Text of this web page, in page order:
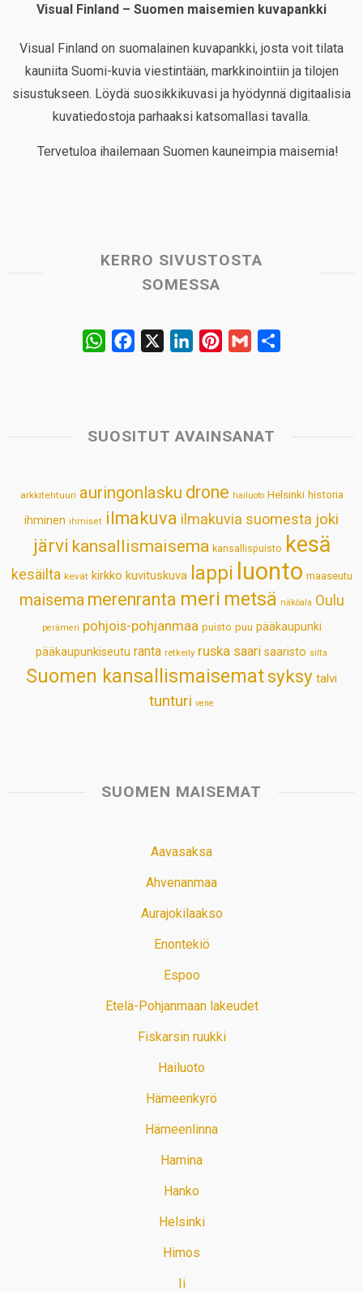
Visual Finland – Suomen maisemien kuvapankki
Visual Finland on suomalainen kuvapankki, josta voit tilata
kauniita Suomi-kuvia viestintään, markkinointiin ja tilojen
sisustukseen. Löydä suosikkikuvasi ja hyödynnä digitaalisia
kuvatiedostoja parhaaksi katsomallasi tavalla.
Tervetuloa ihailemaan Suomen kauneimpia maisemia!
KERRO SIVUSTOSTA
SOMESSA
W
s
p
b
k
e
n
e
s
t
l
SUOSITUT AVAINSANAT
arkkitehtuuri auringonlasku drone hailuoto Helsinki historia
ihminen ihmiset ilmakuva ilmakuvia suomesta joki
järvi kansallismaisema kansallispuisto kesä
kesäilta kevät kirkko kuvituskuva lappi luonto maaseutu
maisema merenranta meri metsä näköala Oulu
perämeri pohjois-pohjanmaa puisto puu pääkaupunki
pääkaupunkiseutu ranta retkeily ruska saari saaristo silta
Suomen kansallismaisematsyksy talvi
tunturi vene
SUOMEN MAISEMAT
Aavasaksa
Ahvenanmaa
Aurajokilaakso
Enontekiö
Espoo
Etelä-Pohjanmaan lakeudet
Fiskarsin ruukki
Hailuoto
Hämeenkyrö
Hämeenlinna
Hamina
Hanko
Helsinki
Himos
Ii